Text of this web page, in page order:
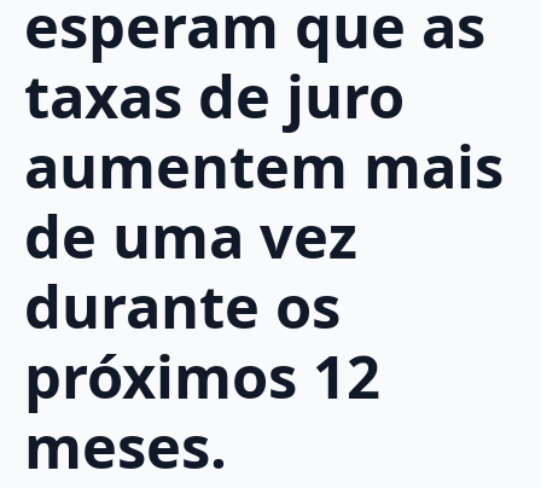
esperam que as
taxas de juro
aumentem mais
de uma vez
durante os
próximos 12
meses.